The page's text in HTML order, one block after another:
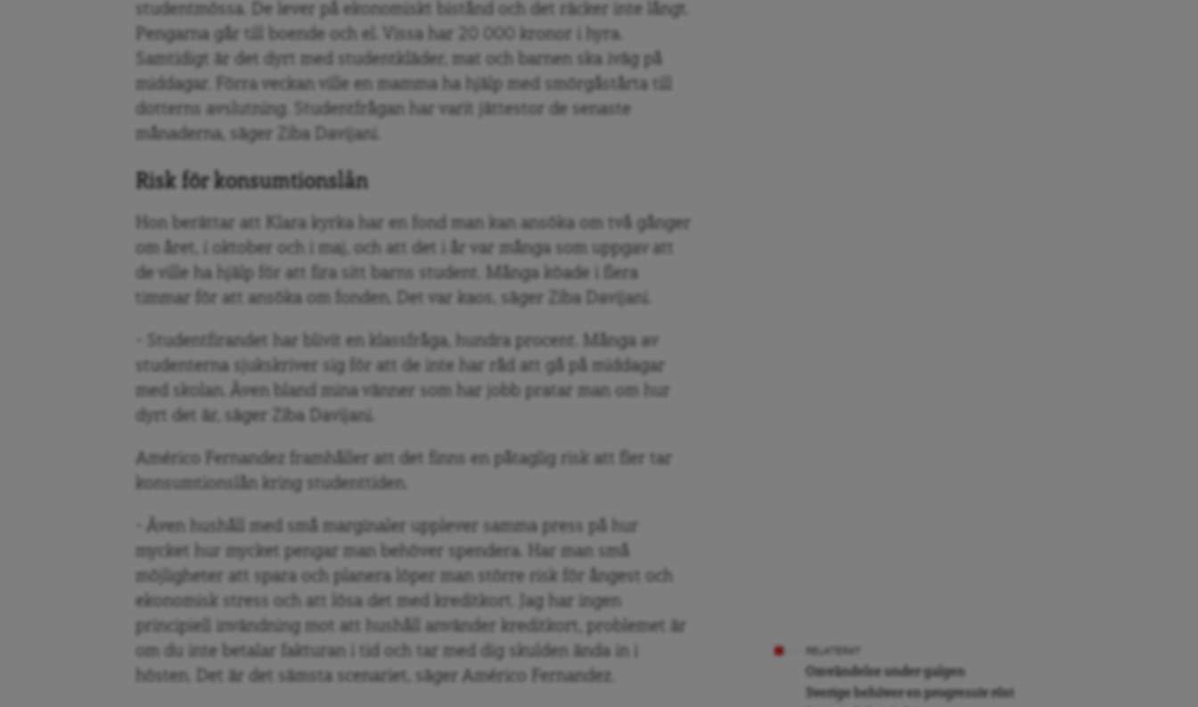
studentmössa. De lever på ekonomiskt bistånd och det räcker inte långt.
Pengarna går till boende och el. Vissa har 20 000 kronor i hyra.
Samtidigt är det dyrt med studentkläder, mat och barnen ska iväg på
middagar. Förra veckan ville en mamma ha hjälp med smörgåstårta till
dotterns avslutning. Studentfrågan har varit jättestor de senaste
månaderna, säger Ziba Davijani.
Risk för konsumtionslån
Hon berättar att Klara kyrka har en fond man kan ansöka om två gånger
om året, i oktober och i maj, och att det i år var många som uppgav att
de ville ha hjälp för att fira sitt barns student. Många köade i flera
timmar för att ansöka om fonden.
Det var kaos, säger Ziba Davijani.
– Studentfirandet har blivit en klassfråga, hundra procent. Många av
studenterna sjukskriver sig för att de inte har råd att gå på middagar
med skolan. Även bland mina vänner som har jobb pratar man om hur
dyrt det är, säger Ziba Davijani.
Américo Fernandez framhåller att det finns en påtaglig risk att fler tar
konsumtionslån kring studenttiden.
– Även hushåll med små marginaler upplever samma press på hur
mycket hur mycket pengar man behöver spendera. Har man små
möjligheter att spara och planera löper man större risk för ångest och
ekonomisk stress och att lösa det med kreditkort. Jag har ingen
principiell invändning mot att hushåll använder kreditkort, problemet är
om du inte betalar fakturan i tid och tar med dig skulden ända in i
hösten. Det är det sämsta scenariet, säger Américo Fernandez.
Omvändelse under galgen
Sverige behöver en progressiv röst